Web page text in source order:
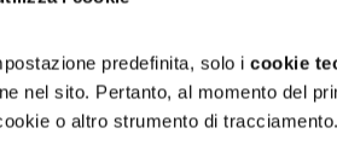
predefinita, solo icookie
nel sito. Pertanto, al momento del
o altro strumento di tracciamento.
assicurativa Rct/Rco